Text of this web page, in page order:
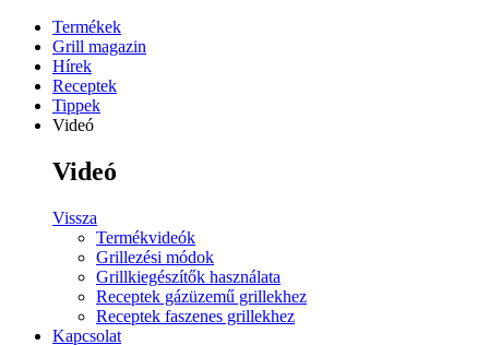
Termékek
Grill magazin
Hírek
Receptek
Tippek
Videó
Videó
Vissza
Termékvideók
Grillezési módok
Grillkiegészítők használata
Receptek gázüzemű grillekhez
Receptek faszenes grillekhez
Kapcsolat